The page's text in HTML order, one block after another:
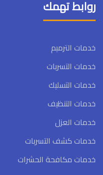
روابط تهمك
خدمات الترميم
خدمات التسربات
خدمات التسليك
خدمات التنظيف
خدمات العزل
خدمات كشف التسربات
خدمات مكافحة الحشرات